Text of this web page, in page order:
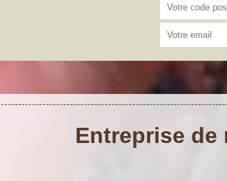
Entreprise de